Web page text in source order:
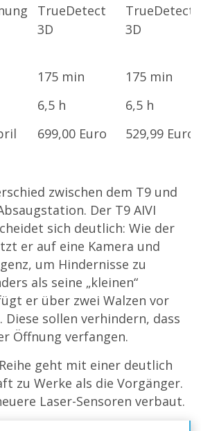
TrueDetect
3D
TrueDetect
3D
175 min
175 min
6,5 h
6,5 h
699,00 Euro 529,99 Euro
zwischen dem T9 und
Der T9 AIVI
sich deutlich: Wie der
er auf eine Kamera und
um Hindernisse zu
als seine „kleinen“
er über zwei Walzen vor
Diese sollen verhindern, dass
Öffnung verfangen.
geht mit einer deutlich
zu Werke als die Vorgänger.
Laser-Sensoren verbaut.